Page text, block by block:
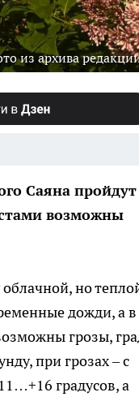
из архива
Саяна пройдут
возможны
но
дожди, а в
грозы,
при грозах – с
градусов, а